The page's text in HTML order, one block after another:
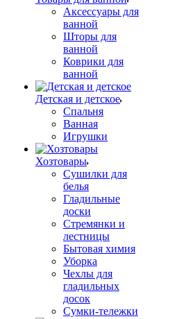
Аксессуары для
ванной
Шторы для
ванной
Коврики для
ванной
Детская и детское
Спальня
Ванная
Игрушки
Хозтовары
Сушилки для
белья
Гладильные
доски
Стремянки и
лестницы
Бытовая химия
Уборка
Чехлы для
гладильных
досок
Сумки-тележки